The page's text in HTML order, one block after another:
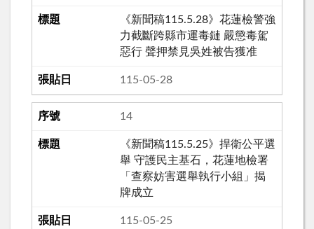
《新聞稿115.5.28》花蓮檢警強
力截斷跨縣市運毒鏈 嚴懲毒駕
惡行 聲押禁見吳姓被告獲准
115-05-28
14
《新聞稿115.5.25》捍衛公平選
舉 守護民主基石，花蓮地檢署
「查察妨害選舉執行小組」揭
牌成立
115-05-25